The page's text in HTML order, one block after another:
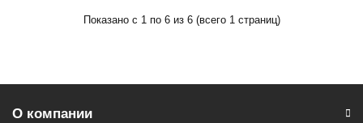
Показано с 1 по 6 из 6 (всего 1 страниц)
О компании